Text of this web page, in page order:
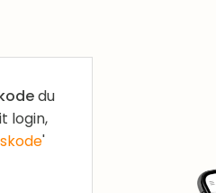
du
login,
'